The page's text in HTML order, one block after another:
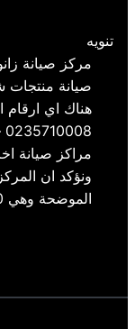
تنويه
مركز صيانة
صيانة
هناك اي
مراكز صيانة
ونؤكد ان
الموضحة وهي 01154008110- 01220261030